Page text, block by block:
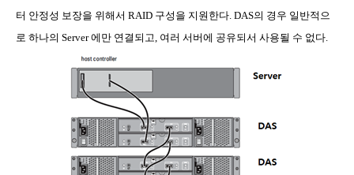
터 안정성 보장을 위해서 RAID 구성을 지원한다 . DAS의 경우 일반적으
로 하나의 Server에만 연결되고 여러 서버에 공유되서 사용될 수 없다